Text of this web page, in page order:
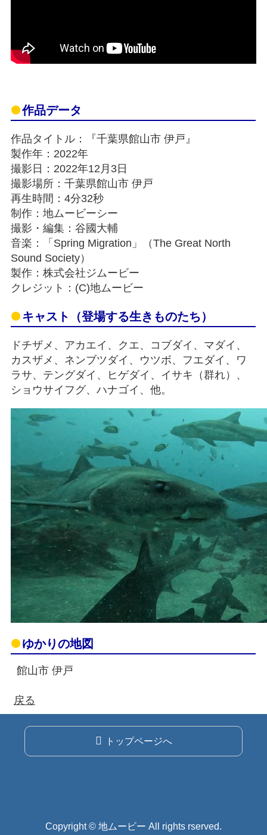
作品データ
作品タイトル：『千葉県館山市 伊戸』
製作年：2022年
撮影日：2022年12月3日
撮影場所：千葉県館山市 伊戸
再生時間：4分32秒
制作：地ムービーシー
撮影・編集：谷國大輔
音楽：「Spring Migration」（The Great North
Sound Society）
製作：株式会社ジムービー
クレジット：(C)地ムービー
キャスト（登場する生きものたち）
ドチザメ、アカエイ、クエ、コブダイ、マダイ、
カスザメ、ネンブツダイ、ウツボ、フエダイ、ワ
ラサ、テングダイ、ヒゲダイ、イサキ（群れ）、
ショウサイフグ、ハナゴイ、他。
ゆかりの地図
館山市 伊戸
戻る
トップページへ
Copyright © 地ムービー All rights rserved.